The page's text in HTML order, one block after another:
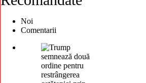
Noi
Comentarii